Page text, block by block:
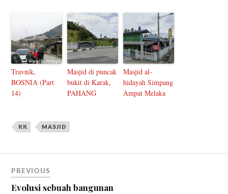
Travnik,
BOSNIA (Part
14)
Masjid di puncak
bukit di Karak,
PAHANG
Masjid al-
hidayah Simpang
Ampat Melaka
KK MASJID
PREVIOUS
Evolusi sebuah bangunan